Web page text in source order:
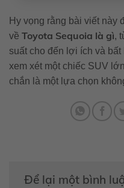
Hy vọng rằng bài viết này
về Toyota Sequoia là gì,
suất cho đến lợi ích và
xem xét một chiếc SUV
chắn là một lựa chọn
Để lại một bình